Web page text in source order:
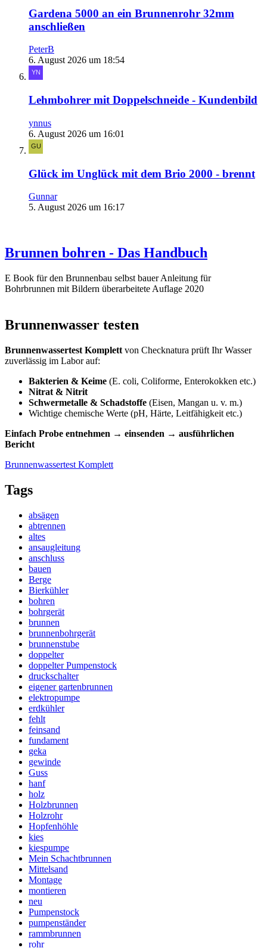
Gardena 5000 an ein Brunnenrohr 32mm
anschließen
PeterB
6. August 2026 um 18:54
Lehmbohrer mit Doppelschneide - Kundenbild
ynnus
6. August 2026 um 16:01
Glück im Unglück mit dem Brio 2000 - brennt
Gunnar
5. August 2026 um 16:17
Brunnen bohren - Das Handbuch
E Book für den Brunnenbau selbst bauer Anleitung für
Bohrbrunnen mit Bildern überarbeitete Auflage 2020
Brunnenwasser testen
Brunnenwassertest Komplett von Checknatura prüft Ihr Wasser
zuverlässig im Labor auf:
Bakterien & Keime (E. coli, Coliforme, Enterokokken etc.)
Nitrat & Nitrit
Schwermetalle & Schadstoffe (Eisen, Mangan u. v. m.)
Wichtige chemische Werte (pH, Härte, Leitfähigkeit etc.)
Einfach Probe entnehmen → einsenden → ausführlichen
Bericht
Brunnenwassertest Komplett
Tags
absägen
abtrennen
altes
ansaugleitung
anschluss
bauen
Berge
Bierkühler
bohren
bohrgerät
brunnen
brunnenbohrgerät
brunnenstube
doppelter
doppelter Pumpenstock
druckschalter
eigener gartenbrunnen
elektropumpe
erdkühler
fehlt
feinsand
fundament
geka
gewinde
Guss
hanf
holz
Holzbrunnen
Holzrohr
Hopfenhöhle
kies
kiespumpe
Mein Schachtbrunnen
Mittelsand
Montage
montieren
neu
Pumpenstock
pumpenständer
rammbrunnen
rohr